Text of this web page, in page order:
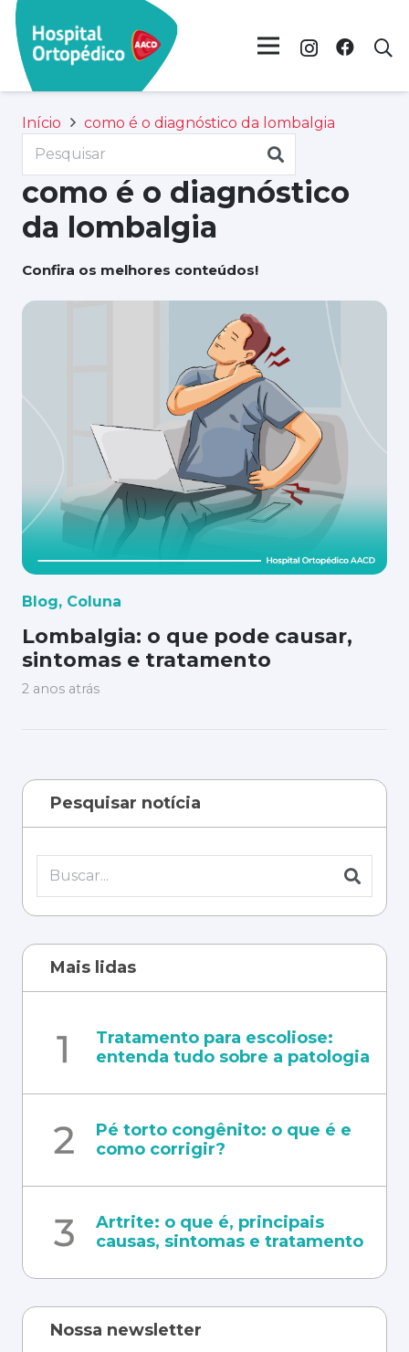
Início como é o diagnóstico da lombalgia
como é o diagnóstico
da lombalgia
Confira os melhores conteúdos!
Blog, Coluna
Lombalgia: o que pode causar,
sintomas e tratamento
2 anos atrás
Pesquisar notícia
Mais lidas
Tratamento para escoliose:
entenda tudo sobre a patologia
Pé torto congênito: o que é e
como corrigir?
Artrite: o que é, principais
causas, sintomas e tratamento
Nossa newsletter